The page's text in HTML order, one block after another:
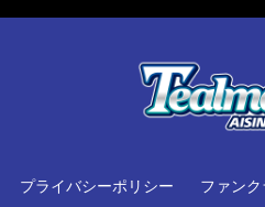
プライバシーポリシー ファン